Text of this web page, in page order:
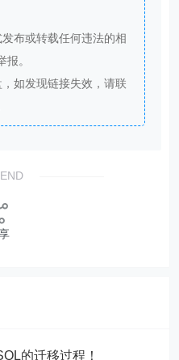
布或转载任何违法的相
。
如发现链接失效，请联
的迁移过程！